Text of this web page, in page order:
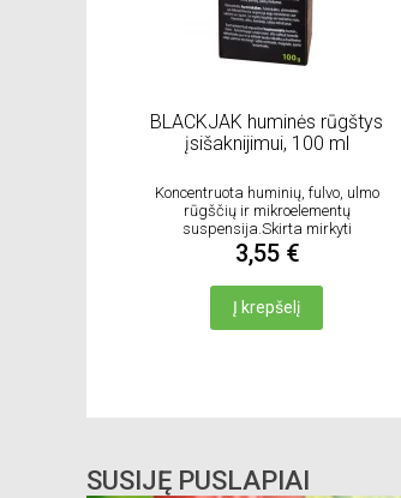
BLACKJAK huminės rūgštys
įsišaknijimui, 100 ml
Koncentruota huminių, fulvo, ulmo
rūgščių ir mikroelementų
suspensija.Skirta mirkyti
3,55 €
Į krepšelį
SUSIJĘ PUSLAPIAI